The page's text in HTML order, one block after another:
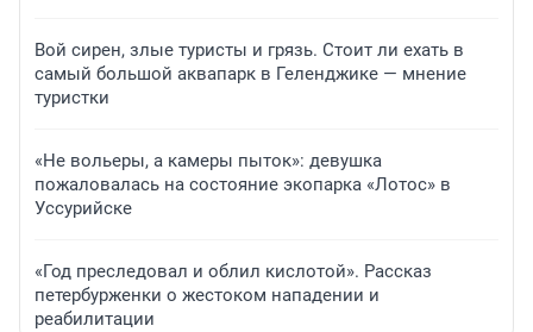
Вой сирен, злые туристы и грязь. Стоит ли ехать в
самый большой аквапарк в Геленджике — мнение
туристки
«Не вольеры, а камеры пыток»: девушка
пожаловалась на состояние экопарка «Лотос» в
Уссурийске
«Год преследовал и облил кислотой». Рассказ
петербурженки о жестоком нападении и
реабилитации